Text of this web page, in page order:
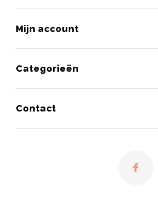
Mijn account
Categorieën
Contact